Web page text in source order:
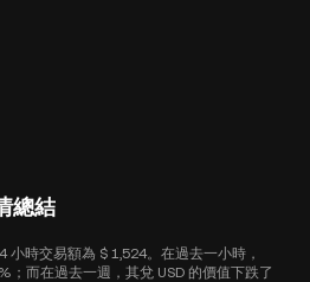
總結
時交易額為 $ 1,524。在過去一小時，
而在過去一週，其兌 USD 的價值下跌了